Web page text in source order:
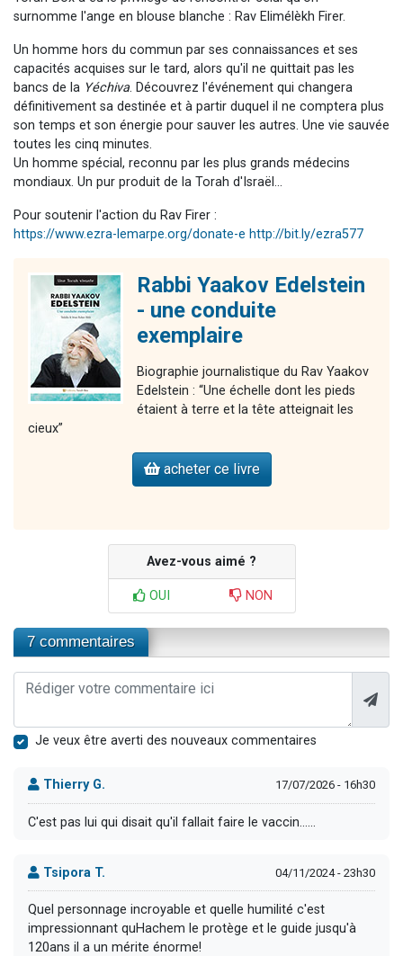
surnomme l'ange en blouse blanche : Rav Elimélèkh Firer.
Un homme hors du commun par ses connaissances et ses
capacités acquises sur le tard, alors qu'il ne quittait pas les
bancs de la Yéchiva. Découvrez l'événement qui changera
définitivement sa destinée et à partir duquel il ne comptera plus
son temps et son énergie pour sauver les autres. Une vie sauvée
toutes les cinq minutes.
Un homme spécial, reconnu par les plus grands médecins
mondiaux. Un pur produit de la Torah d'Israël...
Pour soutenir l'action du Rav Firer :
https://www.ezra-lemarpe.org/donate-e http://bit.ly/ezra577
Rabbi Yaakov Edelstein
- une conduite
exemplaire
Biographie journalistique du Rav Yaakov
Edelstein : “Une échelle dont les pieds
étaient à terre et la tête atteignait les
cieux”
acheter ce livre
Avez-vous aimé ?
OUI NON
7 commentaires
Je veux être averti des nouveaux commentaires
Thierry G. 17/07/2026 - 16h30
C'est pas lui qui disait qu'il fallait faire le vaccin......
Tsipora T. 04/11/2024 - 23h30
Quel personnage incroyable et quelle humilité c'est
impressionnant quHachem le protège et le guide jusqu'à
120ans il a un mérite énorme!